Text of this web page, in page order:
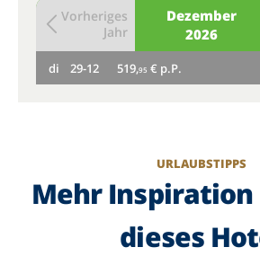
Dezember
2026
Vorheriges
Jahr
di 29-12 519,95 € p.P.
URLAUBSTIPPS
Mehr
dieses